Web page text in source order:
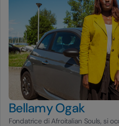
Bellamy Ogak
Fondatrice di Afroitalian Souls, si